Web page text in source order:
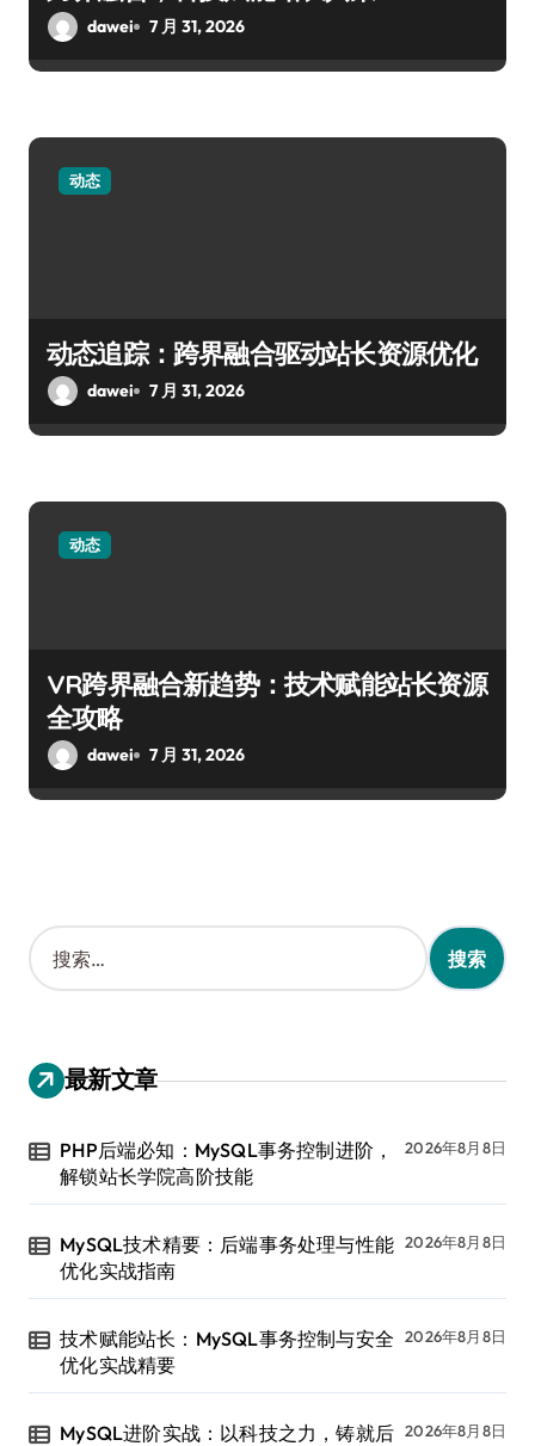
dawei 7 月 31, 2026
动态
动态追踪：跨界融合驱动站长资源优化
dawei 7 月 31, 2026
动态
VR跨界融合新趋势：技术赋能站长资源
全攻略
dawei 7 月 31, 2026
搜
索
：
最新文章
PHP后端必知：MySQL事务控制进阶，
解锁站长学院高阶技能
2026年8月8日
MySQL技术精要：后端事务处理与性能
优化实战指南
2026年8月8日
技术赋能站长：MySQL事务控制与安全
优化实战精要
2026年8月8日
MySQL进阶实战：以科技之力，铸就后 2026年8月8日